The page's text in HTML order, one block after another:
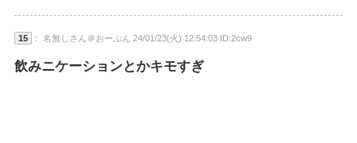
15 ： 名無しさん＠おーぷん 24/01/23(火) 12:54:03 ID:2cw9
飲みニケーションとかキモすぎ